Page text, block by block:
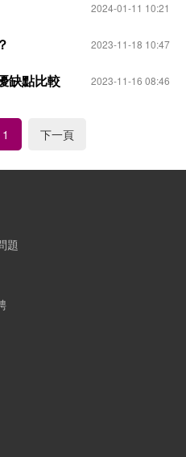
2024-01-11 10:21
2023-11-18 10:47
缺點比較 2023-11-16 08:46
1 下一頁
題